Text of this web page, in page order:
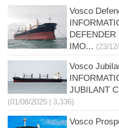
Vosco
IMO... (23/
Vosco
JUBILANT
(01/08/2025 | 3,336)
Vosco